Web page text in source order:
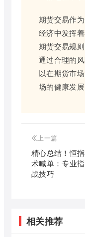
期货交易作
经济中发挥
期货交易规
通过合理的
以在期货市
场的健康发展
上一篇
精心总结！恒
术喊单：专业
战技巧
相关推荐